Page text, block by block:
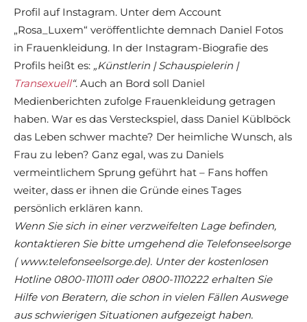
Profil auf Instagram. Unter dem Account
„Rosa_Luxem“ veröffentlichte demnach Daniel Fotos
in Frauenkleidung. In der Instagram-Biografie des
Profils heißt es: „Künstlerin | Schauspielerin |
Transexuell“. Auch an Bord soll Daniel
Medienberichten zufolge Frauenkleidung getragen
haben. War es das Versteckspiel, dass Daniel Küblböck
das Leben schwer machte? Der heimliche Wunsch, als
Frau zu leben? Ganz egal, was zu Daniels
vermeintlichem Sprung geführt hat – Fans hoffen
weiter, dass er ihnen die Gründe eines Tages
persönlich erklären kann.
Wenn Sie sich in einer verzweifelten Lage befinden,
kontaktieren Sie bitte umgehend die Telefonseelsorge
( www.telefonseelsorge.de). Unter der kostenlosen
Hotline 0800-1110111 oder 0800-1110222 erhalten Sie
Hilfe von Beratern, die schon in vielen Fällen Auswege
aus schwierigen Situationen aufgezeigt haben.